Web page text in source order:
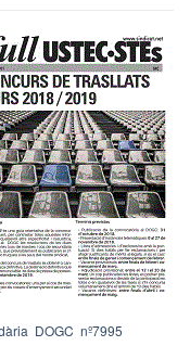
DOGC nº7995